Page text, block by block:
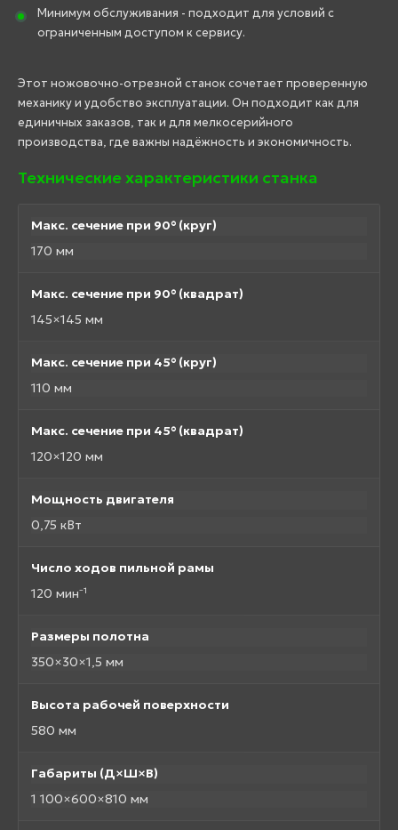
Минимум обслуживания - подходит для условий с
ограниченным доступом к сервису.
Этот ножовочно-отрезной станок сочетает проверенную
механику и удобство эксплуатации. Он подходит как для
единичных заказов, так и для мелкосерийного
производства, где важны надёжность и экономичность.
Технические характеристики станка
Макс. сечение при 90° (круг)
170 мм
Макс. сечение при 90° (квадрат)
145×145 мм
Макс. сечение при 45° (круг)
110 мм
Макс. сечение при 45° (квадрат)
120×120 мм
Мощность двигателя
0,75 кВт
Число ходов пильной рамы
120 мин⁻¹
Размеры полотна
350×30×1,5 мм
Высота рабочей поверхности
580 мм
Габариты (Д×Ш×В)
1 100×600×810 мм